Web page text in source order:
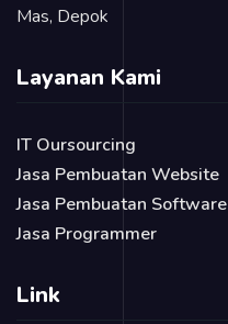
Mas, Depok
Layanan Kami
IT Oursourcing
Jasa Pembuatan Website
Jasa Pembuatan Software
Jasa Programmer
Link